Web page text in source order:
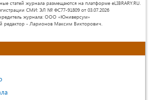
статей журнала размещаются на платформе eLIBRARY.RU.
СМИ: ЭЛ № ФС77-91809 от 03.07.2026
журнала: ООО «Юниверсум»
редактор - Ларионов Максим Викторович.